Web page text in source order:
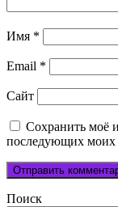
Имя *
Email *
Сайт
Сохранить моё
последующих моих
Поиск